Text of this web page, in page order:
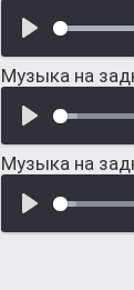
Музыка на
Музыка на